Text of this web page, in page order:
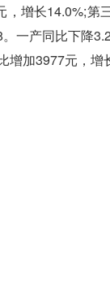
，增长14.0%;第
一产同比下降
加3977元，增